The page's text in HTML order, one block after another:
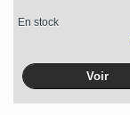
En stock
Voir